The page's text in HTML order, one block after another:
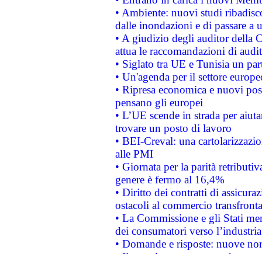
• Ambiente: nuovi studi
dalle inondazioni e di passare a
• A giudizio degli auditor della
attua le raccomandazioni di
• Siglato tra UE e Tunisia un
• Un'agenda per il settore
• Ripresa economica e nuovi
pensano gli europei
• L’UE scende in strada per
trovare un posto di lavoro
• BEI-Creval: una
alle PMI
• Giornata per la parità
genere è fermo al 16,4%
• Diritto dei contratti di
ostacoli al commercio
• La Commissione e gli Stati
dei consumatori verso
• Domande e risposte: nuove